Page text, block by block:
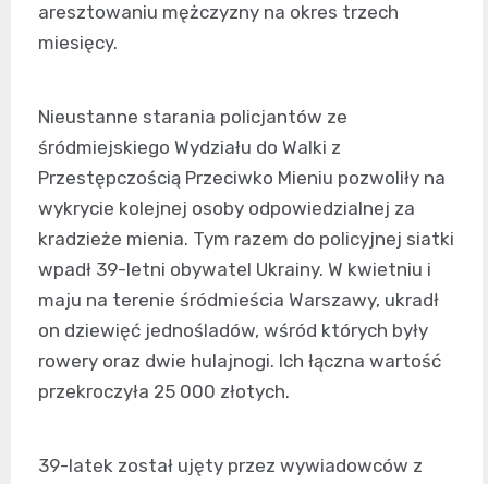
aresztowaniu mężczyzny na okres trzech
miesięcy.
Nieustanne starania policjantów ze
śródmiejskiego Wydziału do Walki z
Przestępczością Przeciwko Mieniu pozwoliły na
wykrycie kolejnej osoby odpowiedzialnej za
kradzieże mienia. Tym razem do policyjnej siatki
wpadł 39-letni obywatel Ukrainy. W kwietniu i
maju na terenie śródmieścia Warszawy, ukradł
on dziewięć jednośladów, wśród których były
rowery oraz dwie hulajnogi. Ich łączna wartość
przekroczyła 25 000 złotych.
39-latek został ujęty przez wywiadowców z